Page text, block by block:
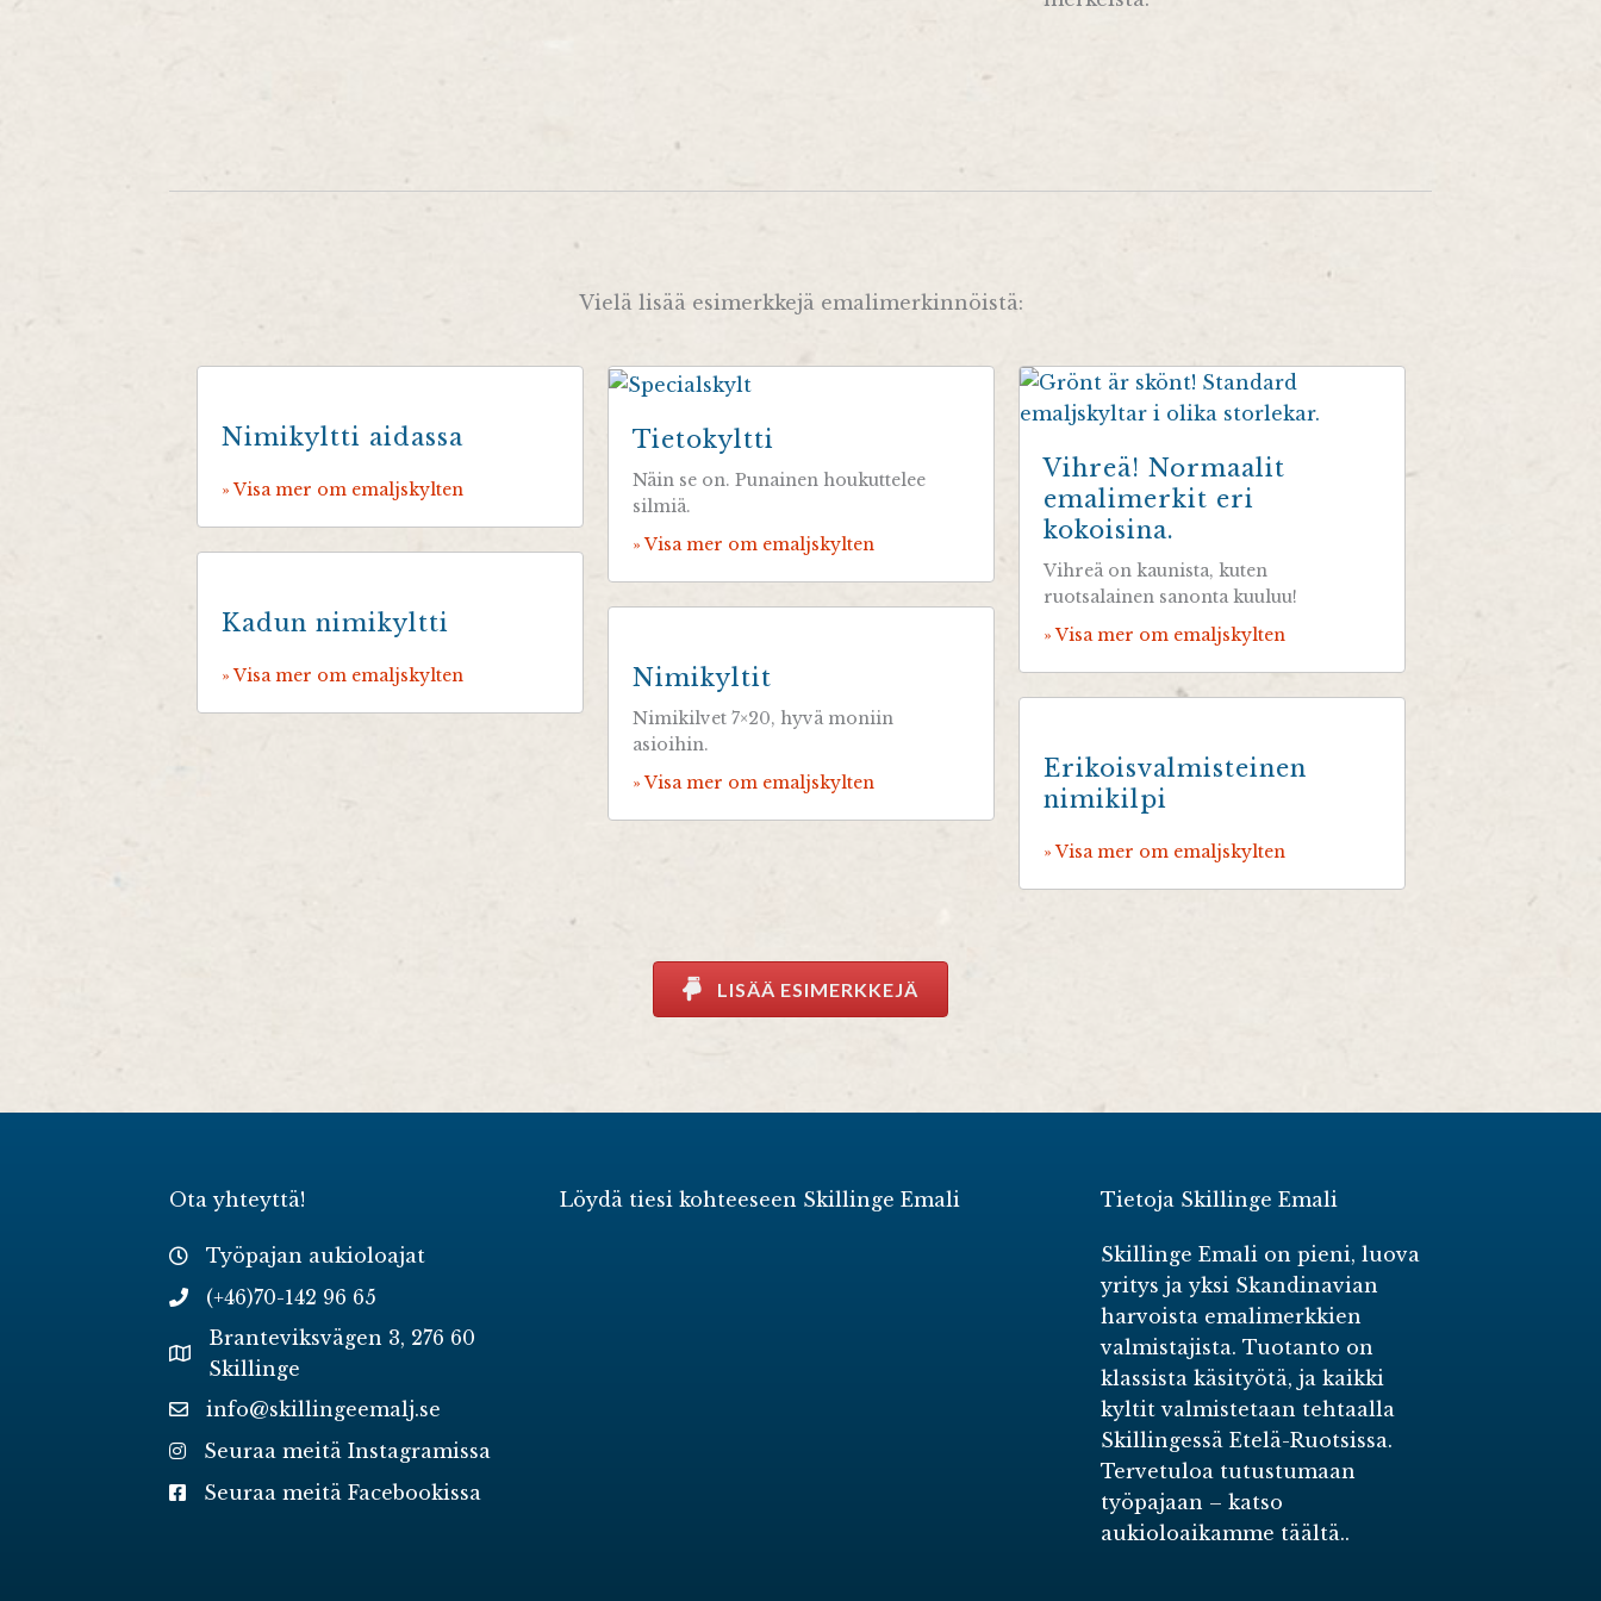
Vielä lisää esimerkkejä emalimerkinnöistä:
Nimikyltti aidassa
» Visa mer om emaljskylten
Tietokyltti
Näin se on. Punainen houkuttelee
silmiä.
» Visa mer om emaljskylten
Vihreä! Normaalit
emalimerkit eri
kokoisina.
Vihreä on kaunista, kuten
ruotsalainen sanonta kuuluu!
» Visa mer om emaljskylten
Kadun nimikyltti
» Visa mer om emaljskylten Nimikyltit
Nimikilvet 7×20, hyvä moniin
asioihin.
» Visa mer om emaljskylten
Erikoisvalmisteinen
nimikilpi
» Visa mer om emaljskylten
LISÄÄ ESIMERKKEJÄ
Ota yhteyttä!
Työpajan aukioloajat
(+46)70-142 96 65
Branteviksvägen 3, 276 60
Skillinge
info@skillingeemalj.se
Seuraa meitä Instagramissa
Seuraa meitä Facebookissa
Löydä tiesi kohteeseen Skillinge Emali Tietoja Skillinge Emali
Skillinge Emali on pieni, luova
yritys ja yksi Skandinavian
harvoista emalimerkkien
valmistajista. Tuotanto on
klassista käsityötä, ja kaikki
kyltit valmistetaan tehtaalla
Skillingessä Etelä-Ruotsissa.
Tervetuloa tutustumaan
työpajaan –katso
aukioloaikamme täältä..